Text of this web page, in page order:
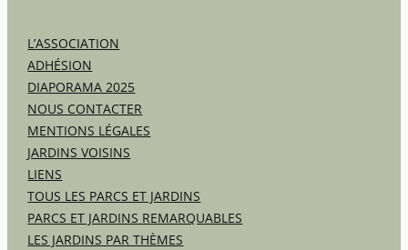
L’ASSOCIATION
ADHÉSION
DIAPORAMA 2025
NOUS CONTACTER
MENTIONS LÉGALES
JARDINS VOISINS
LIENS
TOUS LES PARCS ET JARDINS
PARCS ET JARDINS REMARQUABLES
LES JARDINS PAR THÈMES